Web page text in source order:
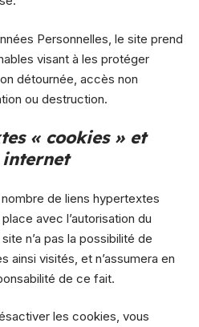
Personnelles, le site prend
visant à les protéger
détournée, accès non
ou destruction.
« cookies » et
internet
de liens hypertextes
avec l’autorisation du
n’a pas la possibilité de
ainsi visités, et n’assumera en
de ce fait.
les cookies, vous